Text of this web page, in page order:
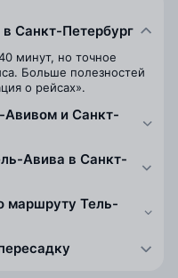
Санкт-Петербург
минут, но точное
Больше полезностей
о рейсах».
Авивом и Санкт-
Авива в Санкт-
маршруту Тель-